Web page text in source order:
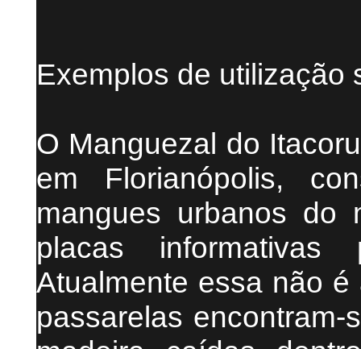
Exemplos de utilização
O Manguezal do
em Florianópolis,
mangues urbanos do
placas
Atualmente essa não
passarelas